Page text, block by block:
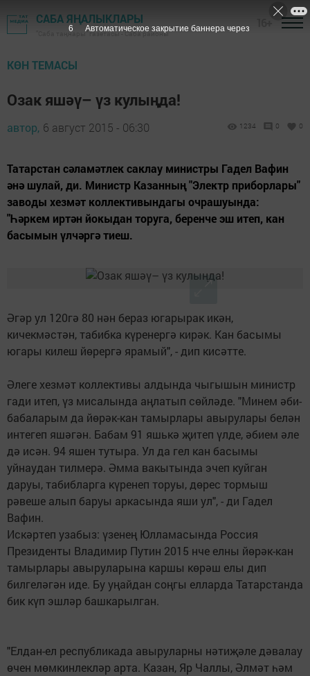
САБА ЯҢАЛЫКЛАРЫ
"Саба таңнары" газетасы - Саба районы
КӨН ТЕМАСЫ
Озак яшәү– үз кулыңда!
автор, 6 август 2015 - 06:30 1234 0 0
Татарстан сәламәтлек саклау министры Гадел Вафин
әнә шулай, ди. Министр Казанның "Электр приборлары"
заводы хезмәт коллективындагы очрашуында:
"Һәркем иртән йокыдан торуга, беренче эш итеп, кан
басымын үлчәргә тиеш.
Әгәр ул 120гә 80 нән бераз югарырак икән,
кичекмәстән, табибка күренергә кирәк. Кан басымы
югары килеш йөрергә ярамый", - дип кисәтте.
Әлеге хезмәт коллективы алдында чыгышын министр
гади итеп, үз мисалында аң­латып сөйләде. "Минем әби-
бабаларым да йөрәк-кан тамырлары авырулары белән
интегеп яшәгән. Бабам 91 яшькә җитеп үлде, әбием әле
дә исән. 94 яшен тутыра. Ул да гел кан басымы
уйнаудан тилмерә. Әмма вакытында эчеп куйган
даруы, табиб­ларга күренеп торуы, дөрес тормыш
рәвеше алып баруы аркасында яши ул", - ди Гадел
Вафин.
Искәртеп узабыз: үзенең Юлламасында Россия
Президенты Владимир Путин 2015 нче елны йөрәк-кан
тамырлары авыруларына каршы көрәш елы дип
билгеләгән иде. Бу уңайдан соңгы елларда Татарстанда
бик күп эш­ләр башкарылган.
"Елдан-ел республикада авыруларны нәтиҗәле дә­валау
өчен мөмкинлекләр арта. Казан, Яр Чаллы, Әл­мәт һәм
5 Автоматическое закрытие баннера через